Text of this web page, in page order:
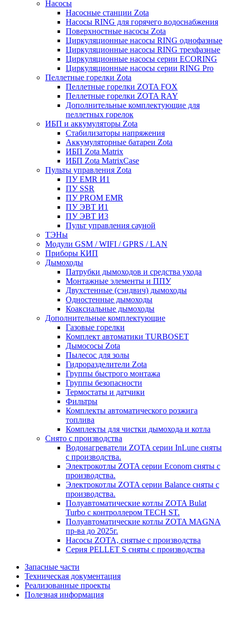
Насосы
Насосные станции Zota
Насосы RING для горячего водоснабжения
Поверхностные насосы Zota
Циркуляционные насосы RING однофазные
Циркуляционные насосы RING трехфазные
Циркуляционные насосы серии ECORING
Циркуляционные насосы серии RING Pro
Пеллетные горелки Zota
Пеллетные горелки ZOTA FOX
Пеллетные горелки ZOTA RAY
Дополнительные комплектующие для
пеллетных горелок
ИБП и аккумуляторы Zota
Стабилизаторы напряжения
Аккумуляторные батареи Zota
ИБП Zota Matrix
ИБП Zota MatrixCase
Пульты управления Zota
ПУ EMR И1
ПУ SSR
ПУ PROM EMR
ПУ ЭВТ И1
ПУ ЭВТ И3
Пульт управления сауной
ТЭНы
Модули GSM / WIFI / GPRS / LAN
Приборы КИП
Дымоходы
Патрубки дымоходов и средства ухода
Монтажные элементы и ППУ
Двухстенные (сэндвич) дымоходы
Одностенные дымоходы
Коаксиальные дымоходы
Дополнительные комплектующие
Газовые горелки
Комплект автоматики TURBOSET
Дымососы Zota
Пылесос для золы
Гидроразделители Zota
Группы быстрого монтажа
Группы безопасности
Термостаты и датчики
Фильтры
Комплекты автоматического розжига
топлива
Комплекты для чистки дымохода и котла
Снято с производства
Водонагреватели ZOTA серии InLune сняты
с производства.
Электрокотлы ZOTA серии Econom сняты с
производства.
Электрокотлы ZOTA серии Balance сняты с
производства.
Полуавтоматические котлы ZOTA Bulat
Turbo с контроллером TECH ST.
Полуавтоматические котлы ZOTA MAGNA
пр-ва до 2025г.
Насосы ZOTA, снятые с производства
Серия PELLET S сняты с производства
Запасные части
Техническая документация
Реализованные проекты
Полезная информация